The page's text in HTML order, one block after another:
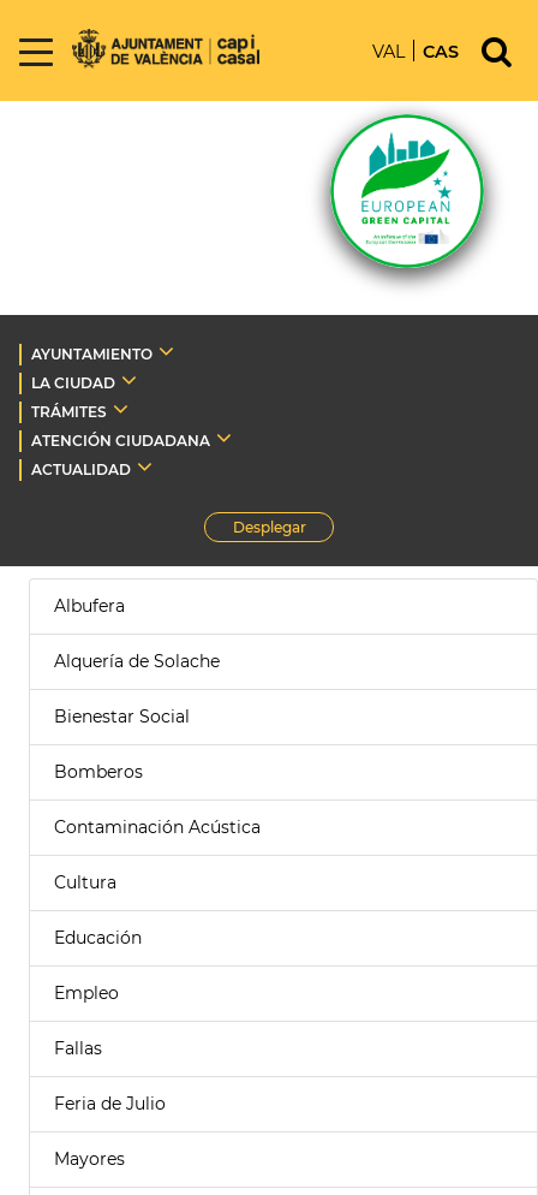
VAL CAS
AYUNTAMIENTO
LA CIUDAD
TRÁMITES
ATENCIÓN CIUDADANA
ACTUALIDAD
Desplegar
Albufera
Alquería de Solache
Bienestar Social
Bomberos
Contaminación Acústica
Cultura
Educación
Empleo
Fallas
Feria de Julio
Mayores